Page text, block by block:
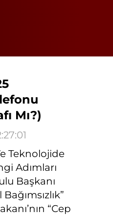
Mı?)
Teknolojide
Adımları
Başkanı
“Cep